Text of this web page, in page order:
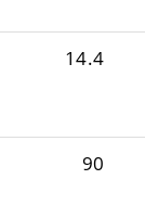
14.4
90